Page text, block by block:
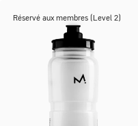
Réservé aux membres (Level 2)